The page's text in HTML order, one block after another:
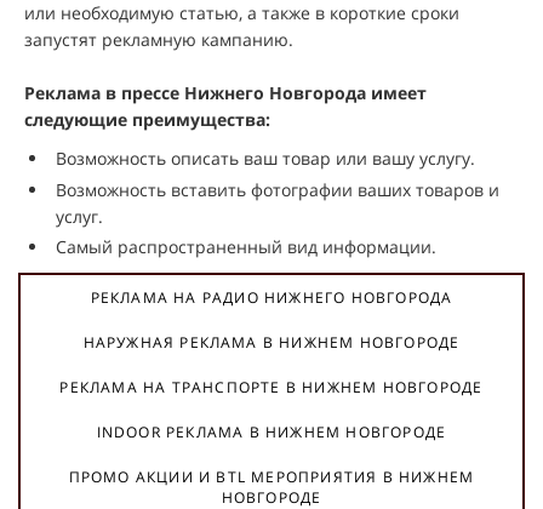
или необходимую статью, а также в короткие сроки
запустят рекламную кампанию.
Реклама в прессе Нижнего Новгорода имеет
следующие преимущества:
Возможность описать ваш товар или вашу услугу.
Возможность вставить фотографии ваших товаров и
услуг.
Самый распространенный вид информации.
РЕКЛАМА НА РАДИО НИЖНЕГО НОВГОРОДА
НАРУЖНАЯ РЕКЛАМА В НИЖНЕМ НОВГОРОДЕ
РЕКЛАМА НА ТРАНСПОРТЕ В НИЖНЕМ НОВГОРОДЕ
INDOOR РЕКЛАМА В НИЖНЕМ НОВГОРОДЕ
ПРОМО АКЦИИ И BTL МЕРОПРИЯТИЯ В НИЖНЕМ
НОВГОРОДЕ